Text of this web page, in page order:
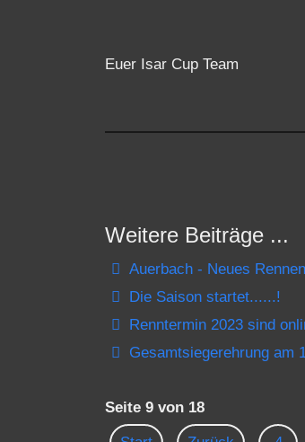
Euer Isar Cup Team
Weitere Beiträge ...
Auerbach - Neues
Die Saison startet......!
Renntermin 2023 sind
Gesamtsiegerehrung am
Seite 9 von 18